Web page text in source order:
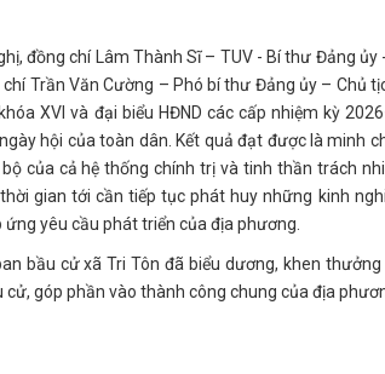
đồng chí Lâm Thành Sĩ – TUV - Bí thư Đảng
Trần Văn Cường – Phó bí thư Đảng ủy – Chủ
XVI và đại biểu HĐND các cấp nhiệm kỳ
hội của toàn dân. Kết quả đạt được là minh
của cả hệ thống chính trị và tinh thần trách
gian tới cần tiếp tục phát huy những kinh
ứng yêu cầu phát triển của địa phương.
bầu cử xã Tri Tôn đã biểu dương, khen
góp phần vào thành công chung của địa